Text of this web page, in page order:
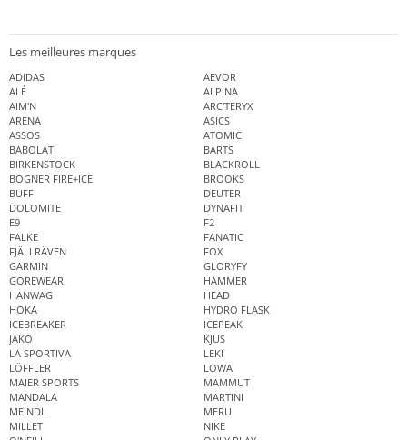
Les meilleures marques
ADIDAS
AEVOR
ALÉ
ALPINA
AIM'N
ARC'TERYX
ARENA
ASICS
ASSOS
ATOMIC
BABOLAT
BARTS
BIRKENSTOCK
BLACKROLL
BOGNER FIRE+ICE
BROOKS
BUFF
DEUTER
DOLOMITE
DYNAFIT
E9
F2
FALKE
FANATIC
FJÄLLRÄVEN
FOX
GARMIN
GLORYFY
GOREWEAR
HAMMER
HANWAG
HEAD
HOKA
HYDRO FLASK
ICEBREAKER
ICEPEAK
JAKO
KJUS
LA SPORTIVA
LEKI
LÖFFLER
LOWA
MAIER SPORTS
MAMMUT
MANDALA
MARTINI
MEINDL
MERU
MILLET
NIKE